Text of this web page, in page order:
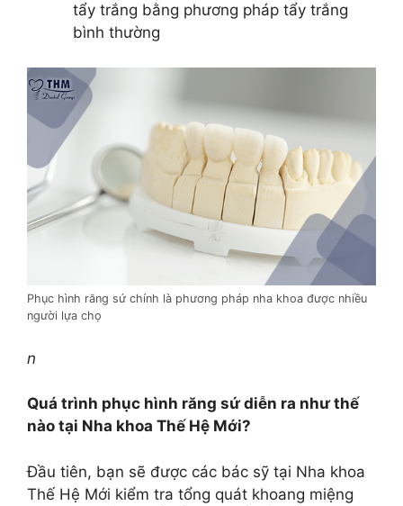
tẩy trắng bằng phương pháp tẩy trắng
bình thường
Phục hình răng sứ chính là phương pháp nha khoa được nhiều
người lựa chọ
n
Quá trình phục hình răng sứ diễn ra như thế
nào tại Nha khoa Thế Hệ Mới?
Đầu tiên, bạn sẽ được các bác sỹ tại Nha khoa
Thế Hệ Mới kiểm tra tổng quát khoang miệng